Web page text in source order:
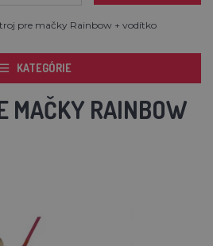
pre mačky Rainbow + vodítko
KATEGÓRIE
MAČKY RAINBOW